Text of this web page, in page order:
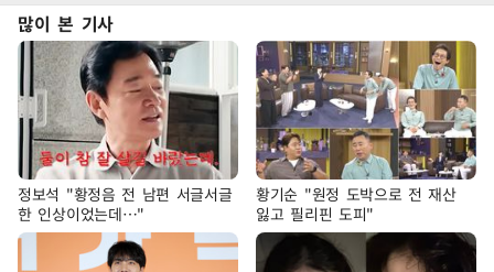
많이 본 기사
정보석 "황정음 전 남편 서글서글
한 인상이었는데…"
황기순 "원정 도박으로 전 재산
잃고 필리핀 도피"